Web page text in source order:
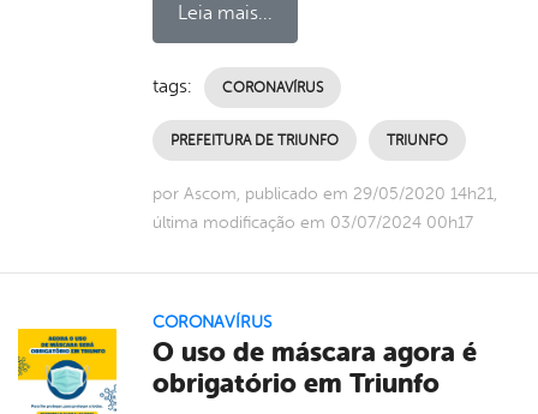
Leia mais...
tags: CORONAVÍRUS
PREFEITURA DE TRIUNFO TRIUNFO
por Ascom, publicado em 29/05/2020 14h21,
última modificação em 03/07/2024 00h17
CORONAVÍRUS
O uso de máscara agora é
obrigatório em Triunfo